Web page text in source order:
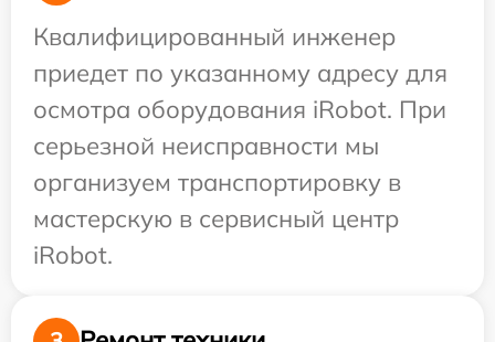
Квалифицированный инженер
приедет по указанному адресу для
осмотра оборудования iRobot. При
серьезной неисправности мы
организуем транспортировку в
мастерскую в сервисный центр
iRobot.